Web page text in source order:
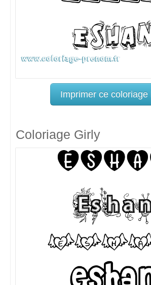
Imprimer ce coloriage
Coloriage Girly